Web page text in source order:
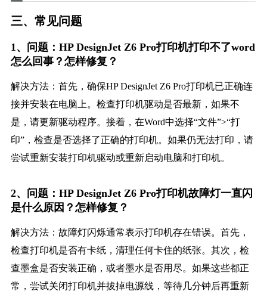
三、常见问题
1、问题：HP DesignJet Z6 Pro打印机打印不了word
怎么回事？怎样修复？
解决方法：首先，确保HP DesignJet Z6 Pro打印机已正确连
接并安装在电脑上。检查打印机驱动是否最新，如果不
是，请更新驱动程序。接着，在Word中选择“文件”>“打
印”，检查是否选择了正确的打印机。如果仍无法打印，请
尝试重新安装打印机驱动或重新启动电脑和打印机。
2、问题：HP DesignJet Z6 Pro打印机故障灯一直闪
是什么原因？怎样修复？
解决方法：故障灯闪烁通常表示打印机存在错误。首先，
检查打印机是否有卡纸，清理任何卡住的纸张。其次，检
查墨盒是否安装正确，或者墨水是否用尽。如果这些都正
常，尝试关闭打印机并拔掉电源线，等待几分钟后再重新